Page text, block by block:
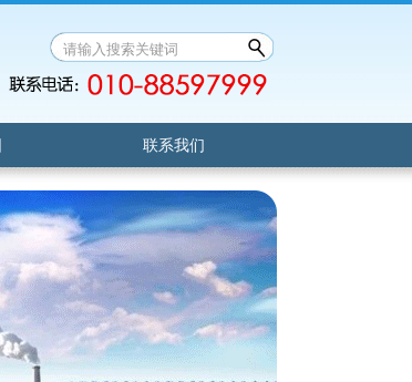
联系我们